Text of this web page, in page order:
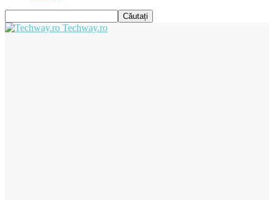
Techway.ro